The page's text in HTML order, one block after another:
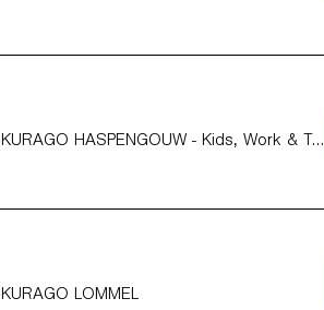
KURAGO HASPENGOUW - Kids, Work & Therapy
KURAGO LOMMEL